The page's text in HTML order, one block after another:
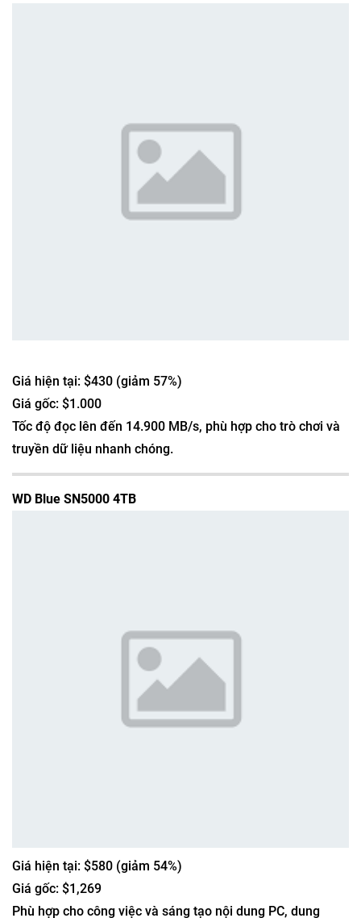
Giá hiện tại: $430 (giảm 57%)
Giá gốc: $1.000
Tốc độ đọc lên đến 14.900 MB/s, phù hợp cho trò chơi và
truyền dữ liệu nhanh chóng.
WD Blue SN5000 4TB
Giá hiện tại: $580 (giảm 54%)
Giá gốc: $1,269
Phù hợp cho công việc và sáng tạo nội dung PC, dung